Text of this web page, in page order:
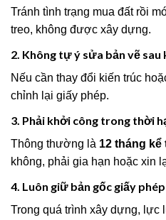
Tránh tình trạng mua đất rồi
treo, không được xây dựng.
2. Không tự ý sửa bản vẽ
Nếu cần thay đổi kiến trúc
chỉnh lại giấy phép.
3. Phải khởi công trong thời
Thông thường là 12 tháng
không, phải gia hạn hoặc xin
4. Luôn giữ bản gốc giấy
Trong quá trình xây dựng, lực